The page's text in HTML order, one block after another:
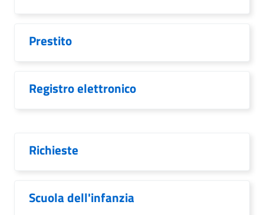
Prestito
Registro elettronico
Richieste
Scuola dell'infanzia